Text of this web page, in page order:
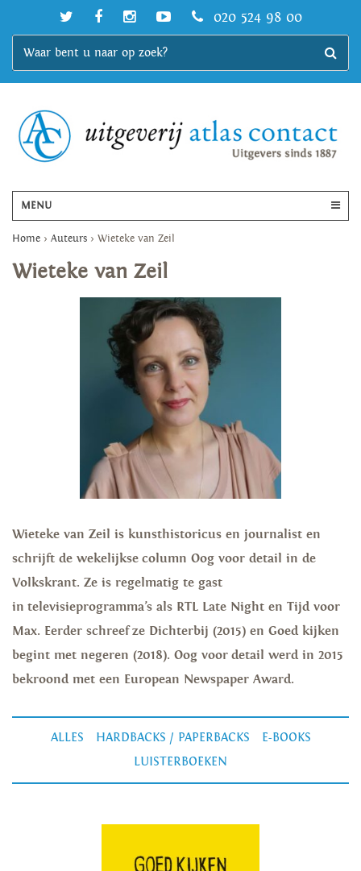
020 524 98 00
MENU
Home > Auteurs > Wieteke van Zeil
Wieteke van Zeil
Wieteke van Zeil is kunsthistoricus en journalist en
schrijft de wekelijkse column Oog voor detail in de
Volkskrant. Ze is regelmatig te gast
in televisieprogramma’s als RTL Late Night en Tijd voor
Max. Eerder schreef ze Dichterbij (2015) en Goed kijken
begint met negeren (2018). Oog voor detail werd in 2015
bekroond met een European Newspaper Award.
ALLES HARDBACKS / PAPERBACKS
E-BOOKS
LUISTERBOEKEN